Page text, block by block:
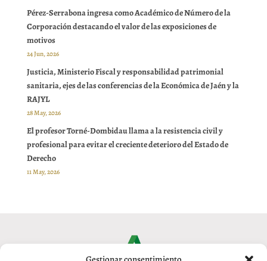
Pérez-Serrabona ingresa como Académico de Número de la
Corporación destacando el valor de las exposiciones de
motivos
24 Jun, 2026
Justicia, Ministerio Fiscal y responsabilidad patrimonial
sanitaria, ejes de las conferencias de la Económica de Jaén y la
RAJYL
28 May, 2026
El profesor Torné-Dombidau llama a la resistencia civil y
profesional para evitar el creciente deterioro del Estado de
Derecho
11 May, 2026